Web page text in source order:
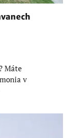
Máte
v